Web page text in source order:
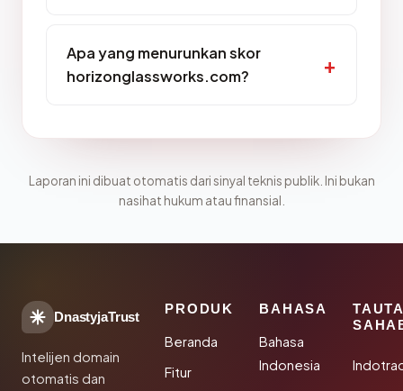
Apa yang menurunkan skor
horizonglassworks.com?
Laporan ini dibuat otomatis dari sinyal teknis publik. Ini bukan
nasihat hukum atau finansial.
DnastyjaTrust
Intelijen domain
otomatis dan
PRODUK
Beranda
Fitur
BAHASA
Bahasa
Indonesia